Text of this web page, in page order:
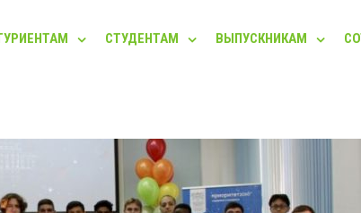
СТУДЕНТАМ ВЫПУСКНИКАМ